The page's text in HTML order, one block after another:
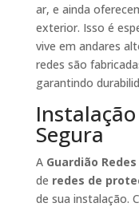
ar, e ainda
exterior. Isso é
vive em andares
redes são
garantindo
Segura
A Guardião
de redes de
de sua instalação.